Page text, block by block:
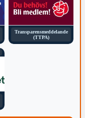
Transparensmeddelande
(TTPA)